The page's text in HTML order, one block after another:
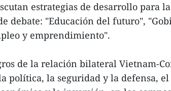
estrategias de desarrollo para
debate: "Educación del futuro",
y emprendimiento".
de la relación bilateral Vietnam-
política, la seguridad y la defensa,